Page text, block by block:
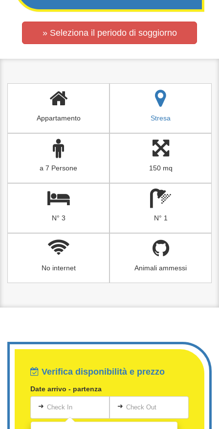
» Seleziona il periodo di soggiorno
Appartamento Stresa
a 7 Persone 150 mq
N° 3 N° 1
No internet Animali ammessi
Verifica disponibilità e prezzo
Date arrivo - partenza
➜ Check In ➜ Check Out